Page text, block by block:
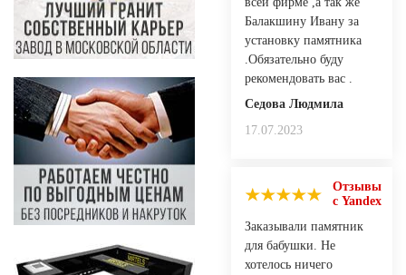
Балакшину Ивану за
установку памятника
.Обязательно буду
рекомендовать вас .
Седова Людмила
17.07.2023
Отзывы
с Yandex
Заказывали памятник
для бабушки. Не
хотелось ничего